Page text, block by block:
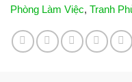
Phòng Làm Việc, Tranh